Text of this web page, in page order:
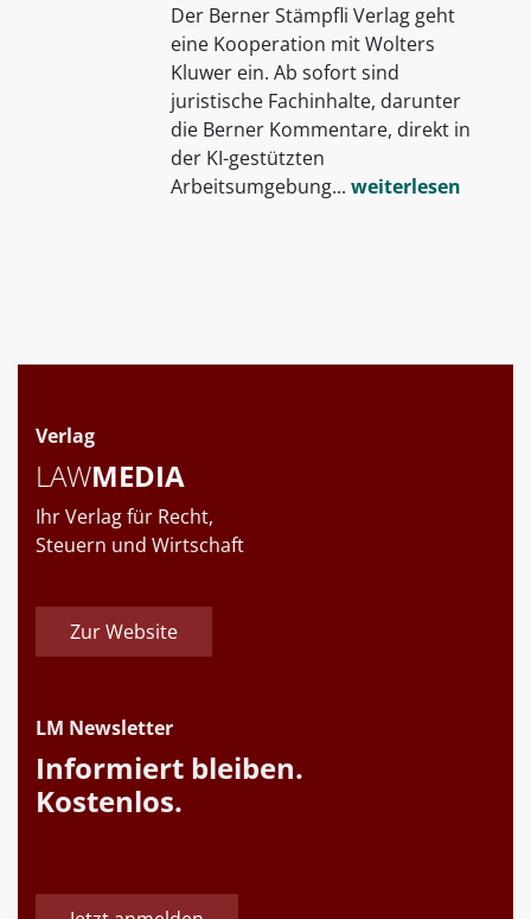
Der Berner Stämpfli Verlag geht
eine Kooperation mit Wolters
Kluwer ein. Ab sofort sind
juristische Fachinhalte, darunter
die Berner Kommentare, direkt in
der KI-gestützten
Arbeitsumgebung... weiterlesen
Verlag
LAWMEDIA
Ihr Verlag für Recht,
Steuern und Wirtschaft
Zur Website
LM Newsletter
Informiert bleiben.
Kostenlos.